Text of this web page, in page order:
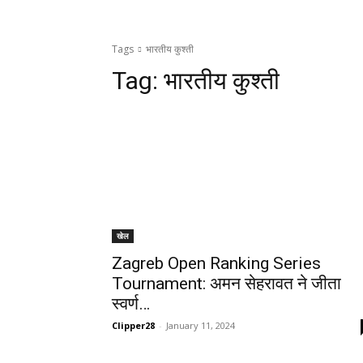
Tags भारतीय कुश्ती
Tag: भारतीय कुश्ती
खेल
Zagreb Open Ranking Series
Tournament: अमन सेहरावत ने जीता
स्वर्ण…
Clipper28 - January 11, 2024